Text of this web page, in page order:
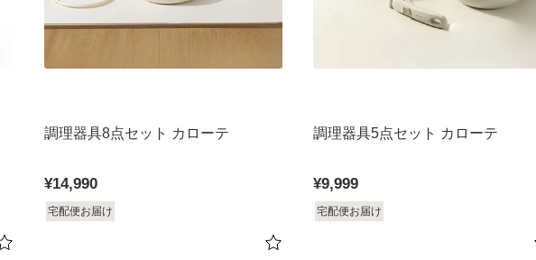
調理器具8点セット カローテ
¥14,990
宅配便お届け
調理器具5点セット カローテ
¥9,999
宅配便お届け